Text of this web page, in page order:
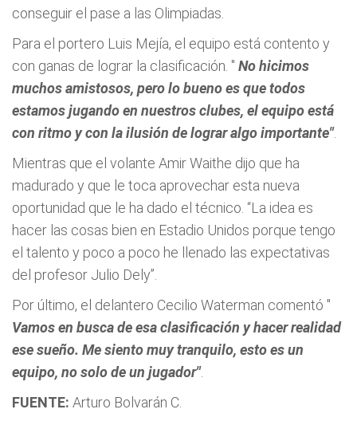
conseguir el pase a las Olimpiadas.
Para el portero Luis Mejía, el equipo está contento y
con ganas de lograr la clasificación. " No hicimos
muchos amistosos, pero lo bueno es que todos
estamos jugando en nuestros clubes, el equipo está
con ritmo y con la ilusión de lograr algo importante".
Mientras que el volante Amir Waithe dijo que ha
madurado y que le toca aprovechar esta nueva
oportunidad que le ha dado el técnico. “La idea es
hacer las cosas bien en Estadio Unidos porque tengo
el talento y poco a poco he llenado las expectativas
del profesor Julio Dely”.
Por último, el delantero Cecilio Waterman comentó "
Vamos en busca de esa clasificación y hacer realidad
ese sueño. Me siento muy tranquilo, esto es un
equipo, no solo de un jugador".
FUENTE: Arturo Bolvarán C.